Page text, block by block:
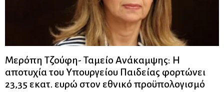
Μερόπη Τζούφη- Ταμείο Ανάκαμψης: Η
αποτυχία του Υπουργείου Παιδείας φορτώνει
23,35 εκατ. ευρώ στον εθνικό προϋπολογισμό